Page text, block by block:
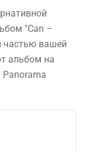
"Can –
частью вашей
альбом на